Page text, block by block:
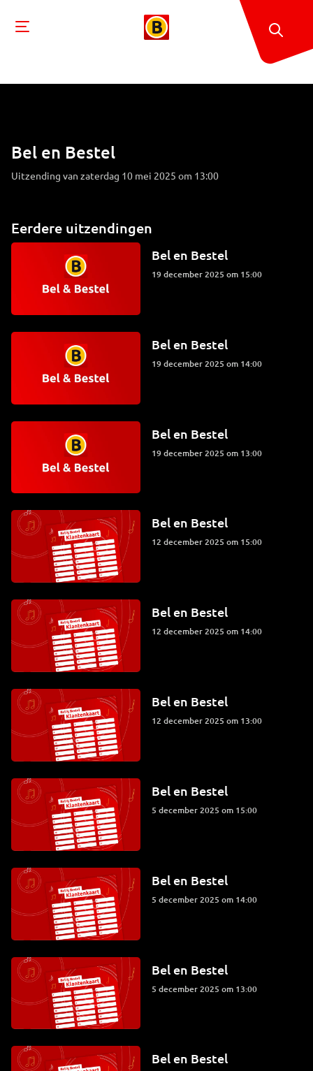
Bel en Bestel
Uitzending van zaterdag 10 mei 2025 om 13:00
Eerdere uitzendingen
Bel en Bestel
19 december 2025 om 15:00
Bel en Bestel
19 december 2025 om 14:00
Bel en Bestel
19 december 2025 om 13:00
Bel en Bestel
12 december 2025 om 15:00
Bel en Bestel
12 december 2025 om 14:00
Bel en Bestel
12 december 2025 om 13:00
Bel en Bestel
5 december 2025 om 15:00
Bel en Bestel
5 december 2025 om 14:00
Bel en Bestel
5 december 2025 om 13:00
Bel en Bestel